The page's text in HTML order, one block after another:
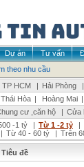
Dự án Tư vấn
theo nhu cầu
TP HCM | Hải Phòng |
Thái Hòa | Hoàng Mai |
cư ,căn hộ | Cửa
-1 tỷ | Từ 1 -2 tỷ |
| Từ 40 - 60 tỷ | Trên
Tiêu đề